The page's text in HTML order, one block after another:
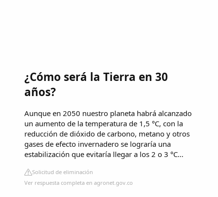
¿Cómo será la Tierra en 30
años?
Aunque en 2050 nuestro planeta habrá alcanzado
un aumento de la temperatura de 1,5 °C, con la
reducción de dióxido de carbono, metano y otros
gases de efecto invernadero se lograría una
estabilización que evitaría llegar a los 2 o 3 °C...
Solicitud de eliminación
Ver respuesta completa en agronet.gov.co